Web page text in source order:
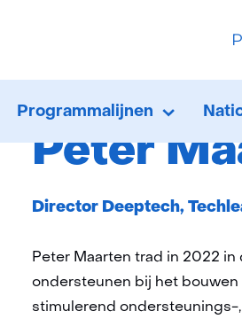
Programmalijnen
Peter
Functie:
Director Deeptech,
Peter Maarten trad in 2022
ondersteunen bij het bouwen
stimulerend ondersteunings-